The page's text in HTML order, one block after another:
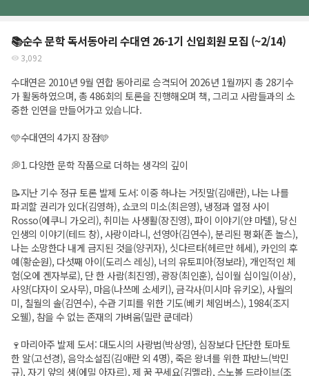
📚순수 문학 독서동아리 수대연 26-1기 신입회원 모집 (~2/14)
3,092
수대연은 2010년 9월 연합 동아리로 승격되어 2026년 1월까지 총 28기수
가 활동하였으며, 총 486회의 토론을 진행해오며 책, 그리고 사람들과의 소
중한 인연을 만들어가고 있습니다.
🩵수대연의 4가지 장점🩵
💭1. 다양한 문학 작품으로 더하는 생각의 깊이
📝지난 기수 정규 토론 발제 도서: 이중 하나는 거짓말(김애란), 나는 나를
파괴할 권리가 있다(김영하), 쇼코의 미소(최은영), 냉정과 열정 사이
Rosso(에쿠니 가오리), 취미는 사생활(장진영), 파이 이야기(얀 마텔), 당신
인생의 이야기(테드 창), 사랑이라니, 선영아(김연수), 분리된 평화(존 놀스),
나는 소망한다 내게 금지된 것을(양귀자), 싯다르타(헤르만 헤세), 카인의 후
예(황순원), 다섯째 아이(도리스 레싱), 너의 유토피아(정보라), 개인적인 체
험(오에 겐자부로), 단 한 사람(최진영), 광장(최인훈), 십이월 십이일(이상),
사양(다자이 오사무), 마음(나쓰메 소세키), 금각사(미시마 유키오), 사월의
미, 칠월의 솔(김연수), 수관 기피를 위한 기도(베키 체임버스), 1984(조지
오웰), 참을 수 없는 존재의 가벼움(밀란 쿤데라)
🍷마리아주 발제 도서: 대도시의 사랑법(박상영), 심장보다 단단한 토마토
한 알(고선경), 음악소설집(김애란 외 4명), 죽은 왕녀를 위한 파반느(박민
규), 자기 앞의 생(에밀 아자르), 제 꿈 꾸세요(김멜라), 스노볼 드라이브(조